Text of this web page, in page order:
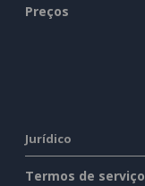
Preços
Jurídico
Termos de serviço